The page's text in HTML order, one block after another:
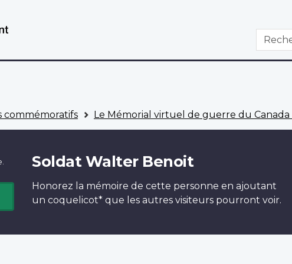
WxT
commémoratifs Le Mémorial virtuel de guerre du Canada
Soldat Walter Benoit
Honorez la mémoire de cette personne en ajoutant
un coquelicot* que les autres visiteurs pourront voir.